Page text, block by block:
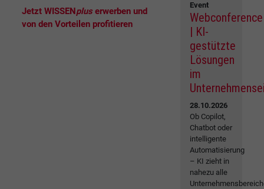
Jetzt WISSENplus erwerben und
von den Vorteilen profitieren
Event
Webconference
| KI-
gestützte
Lösungen
im
28.10.2026
Ob Copilot,
Chatbot oder
intelligente
Automatisierung
– KI zieht in
nahezu alle